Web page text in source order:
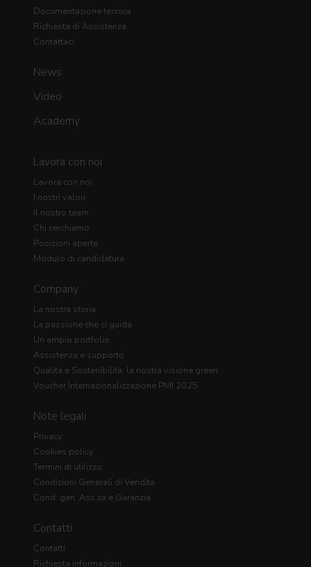
Documentazione tecnica
Richiesta di Assistenza
Contattaci
News
Video
Academy
Lavora con noi
Lavora con noi
I nostri valori
Il nostro team
Chi cerchiamo
Posizioni aperte
Modulo di candidatura
Company
La nostra storia
La passione che ci guida
Un ampio portfolio
Assistenza e supporto
Qualità e Sostenibilità: la nostra visione green
Voucher Internazionalizzazione PMI 2025
Note legali
Privacy
Cookies policy
Termini di utilizzo
Condizioni Generali di Vendita
Cond. gen. Ass.za e Garanzia
Contatti
Contatti
Richiesta informazioni